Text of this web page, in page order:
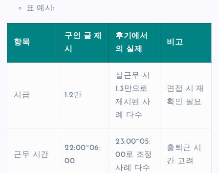
표 예시:
항목
구인 글 제
시
후기에서
의 실제
비고
시급 1.2만
실근무 시
1.3만으로
제시된 사
례 다수
면접 시 재
확인 필요
근무 시간
22:00~06:
00
23:00~05:
00로 조정
사례 다수
출퇴근 시
간 고려